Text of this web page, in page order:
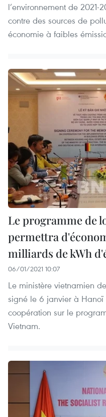
l’environnement de 2021-
contre des sources de
économie à faibles
Le programme de
permettra
milliards de kWh
06/01/2021 10:07
Le ministère vietnamien
signé le 6 janvier à
coopération sur le
Vietnam.